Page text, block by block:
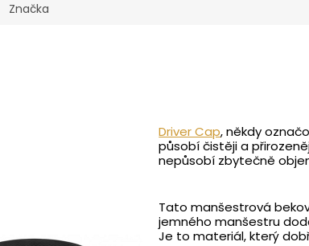
Značka
Driver Cap, někdy
působí čistěji a
nepůsobí zbytečně
Tato manšestrová
jemného manšestru
Je to materiál, který